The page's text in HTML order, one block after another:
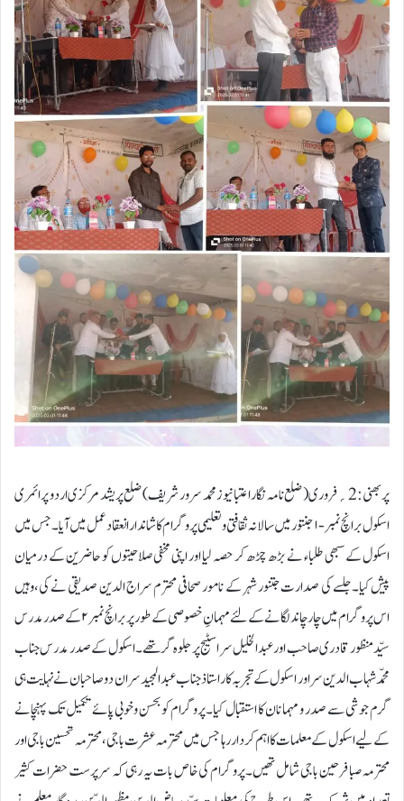
پربھنی:2؍فروری( ضلع نامہ نگار اعتبا نیوز محمد سرور شریف ) ضلع پریشد مرکزی اردو پرائمری
اسکول برانچ نمبر -۱ جنتور میں سالانہ ثقافتی و تعلیمی پروگرام کا شاندار انعقاد عمل میں آیا۔جس میں
اسکول کے سبھی طلباء نے بڑھ چڑھ کر حصہ لیا اور اپنی مخفی صلاحیتوں کو حاضرین کے درمیان
پیش کیا۔جلسے کی صدارت جتنور شہر کے نامور صحافی محترم سراج الدین صدیقی نے کی،وہیں
اس پروگرام میں چار چاند لگانے کے لئے مہمانِ خصوصی کے طور پر برانچ نمبر ۲ کے صدر مدرس
سیّد منظور قادری صاحب اور عبدالخلیل سر اسٹیج پر جلوہ گر تھے۔اسکول کے صدر مدرس جناب
محمّد شہاب الدین سر اور اسکول کے تجربہ کار استاذ جناب عبدالمجید سر ان دو صاحبان نے نہایت ہی
گرم جوشی سے صدر و مہما نان کا استقبال کیا۔پروگرام کو بحسن وخوبی پائے تکمیل تک پہنچانے
کے لیے اسکول کے معلمات کا اہم کردار رہا جس میں محترمہ عشرت باجی، محترمہ تحسین باجی اور
محترمہ صبا فرحین باجی شامل تھیں۔پروگرام کی خاص بات یہ رہی کہ سرپرست حضرات کثیر